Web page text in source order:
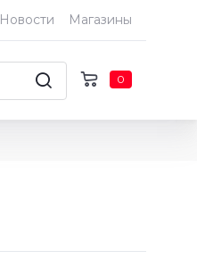
Новости Магазины
0